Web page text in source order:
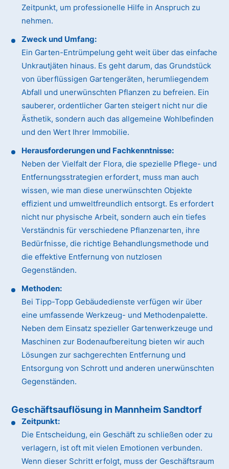
Zeitpunkt, um professionelle Hilfe in Anspruch zu
nehmen.
Zweck und Umfang:
Ein Garten-Entrümpelung geht weit über das einfache
Unkrautjäten hinaus. Es geht darum, das Grundstück
von überflüssigen Gartengeräten, herumliegendem
Abfall und unerwünschten Pflanzen zu befreien. Ein
sauberer, ordentlicher Garten steigert nicht nur die
Ästhetik, sondern auch das allgemeine Wohlbefinden
und den Wert Ihrer Immobilie.
Herausforderungen und Fachkenntnisse:
Neben der Vielfalt der Flora, die spezielle Pflege- und
Entfernungsstrategien erfordert, muss man auch
wissen, wie man diese unerwünschten Objekte
effizient und umweltfreundlich entsorgt. Es erfordert
nicht nur physische Arbeit, sondern auch ein tiefes
Verständnis für verschiedene Pflanzenarten, ihre
Bedürfnisse, die richtige Behandlungsmethode und
die effektive Entfernung von nutzlosen
Gegenständen.
Methoden:
Bei Tipp-Topp Gebäudedienste verfügen wir über
eine umfassende Werkzeug- und Methodenpalette.
Neben dem Einsatz spezieller Gartenwerkzeuge und
Maschinen zur Bodenaufbereitung bieten wir auch
Lösungen zur sachgerechten Entfernung und
Entsorgung von Schrott und anderen unerwünschten
Gegenständen.
Geschäftsauflösung in Mannheim Sandtorf
Zeitpunkt:
Die Entscheidung, ein Geschäft zu schließen oder zu
verlagern, ist oft mit vielen Emotionen verbunden.
Wenn dieser Schritt erfolgt, muss der Geschäftsraum